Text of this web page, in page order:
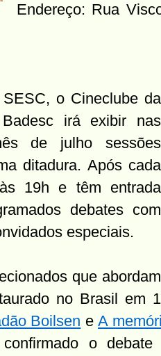
Endereço: Rua
o Cineclube da
irá exibir nas
de julho sessões
ditadura. Após cada
19h e têm entrada
debates com
especiais.
que abordam
no Brasil em
Boilsen eA
o debate